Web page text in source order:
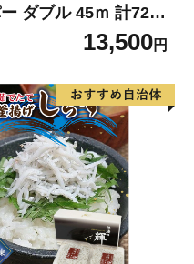
ダブル 45ｍ 計72ロ
柄 プリント ハーブ
製 まとめ買い 防災 常
エコ 日用雑貨 消耗品
北海道 倶知安町 日用
13,500円